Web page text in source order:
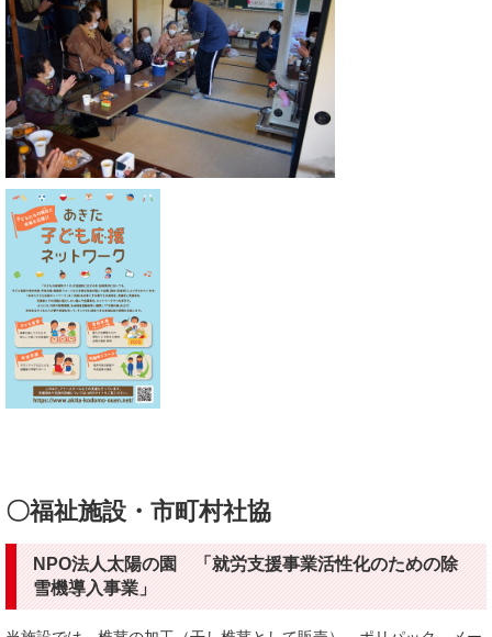
〇福祉施設・市町村社協
NPO法人太陽の園 「就労支援事業活性化のための除
雪機導入事業」